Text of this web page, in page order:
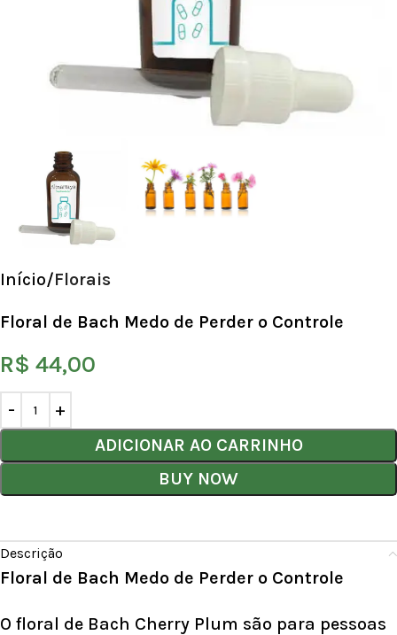
Início Florais
Floral de Bach Medo de Perder o Controle
R$ 44,00
ADICIONAR AO CARRINHO
BUY NOW
Descrição
Floral de Bach Medo de Perder o Controle
O floral de Bach Cherry Plum são para pessoas